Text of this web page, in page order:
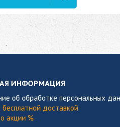
ИНФОРМАЦИЯ
об обработке персональных
бесплатной доставкой
акции %